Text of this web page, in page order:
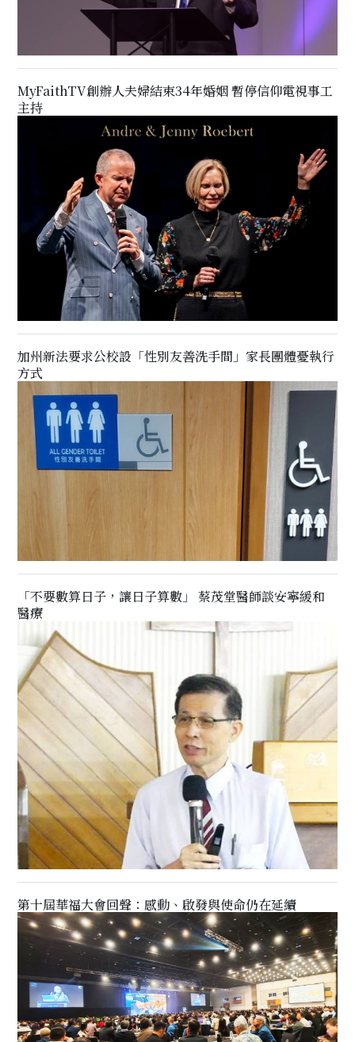
MyFaithTV創辦人夫婦結束34年婚姻 暫停信仰電視事工
主持
加州新法要求公校設「性別友善洗手間」家長團體憂執行
方式
「不要數算日子，讓日子算數」 蔡茂堂醫師談安寧緩和
醫療
第十屆華福大會回聲：感動、啟發與使命仍在延續